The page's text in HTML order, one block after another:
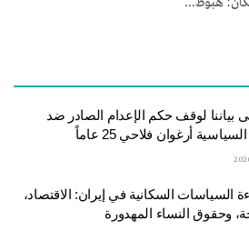
بياننا لوقف حكم الإعدام الصادر ضد
أرغوان فلاحي 25 عاماً
السياسات السكانية في إيران: الاقتصاد،
وحقوق النساء المهدورة